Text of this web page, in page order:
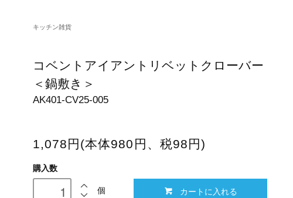
キッチン雑貨
コベントアイアントリベットクローバー
＜鍋敷き＞
AK401-CV25-005
1,078円(本体980円、税98円)
購入数
個 カートに入れる